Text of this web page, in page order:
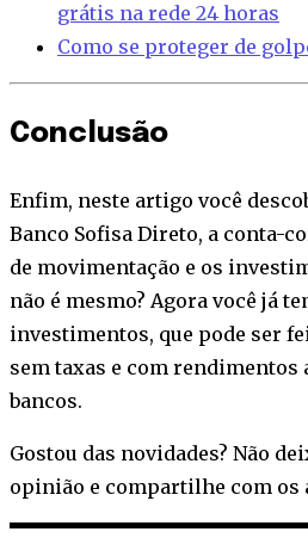
grátis na rede 24 horas
Como se proteger de
Conclusão
Enfim, neste artigo você
Banco Sofisa Direto, a conta-
de movimentação e os
não é mesmo? Agora você já
investimentos, que pode ser
sem taxas e com rendimentos
bancos.
Gostou das novidades? Não
opinião e compartilhe com os